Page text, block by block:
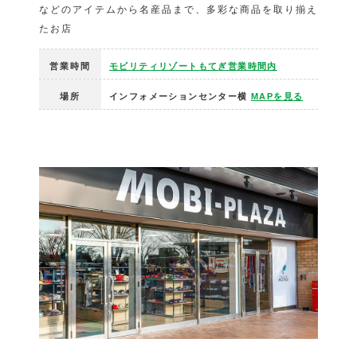
などのアイテムから名産品まで、多彩な商品を取り揃え
たお店
営業時間 モビリティリゾートもてぎ営業時間内
場所 インフォメーションセンター横 MAPを見る